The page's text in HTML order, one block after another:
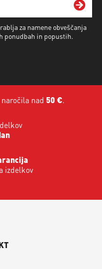
za namene obveščanja
ponudbah in popustih.
naročila nad 50 €.
izdelkov